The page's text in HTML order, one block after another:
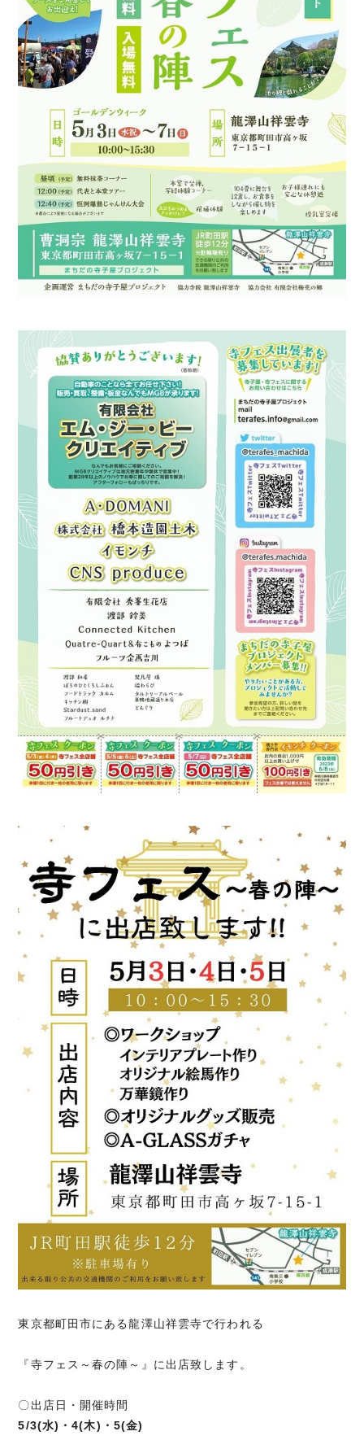
東京都町田市にある龍澤山祥雲寺で行われる
『寺フェス～春の陣～』に出店致します。
〇出店日・開催時間
5/3(水)・4(木)・5(金)